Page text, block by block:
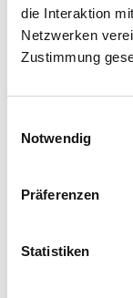
die Interaktion
Netzwerken
Zustimmung
Notwendig
Präferenzen
Statistiken
Preise inkl.